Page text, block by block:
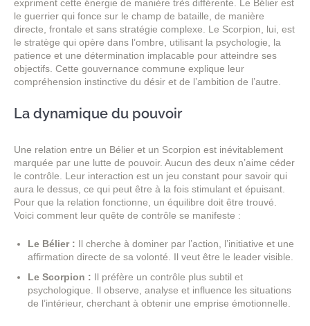
expriment cette énergie de manière très différente. Le Bélier est
le guerrier qui fonce sur le champ de bataille, de manière
directe, frontale et sans stratégie complexe. Le Scorpion, lui, est
le stratège qui opère dans l’ombre, utilisant la psychologie, la
patience et une détermination implacable pour atteindre ses
objectifs. Cette gouvernance commune explique leur
compréhension instinctive du désir et de l’ambition de l’autre.
La dynamique du pouvoir
Une relation entre un Bélier et un Scorpion est inévitablement
marquée par une lutte de pouvoir. Aucun des deux n’aime céder
le contrôle. Leur interaction est un jeu constant pour savoir qui
aura le dessus, ce qui peut être à la fois stimulant et épuisant.
Pour que la relation fonctionne, un équilibre doit être trouvé.
Voici comment leur quête de contrôle se manifeste :
Le Bélier : Il cherche à dominer par l’action, l’initiative et une
affirmation directe de sa volonté. Il veut être le leader visible.
Le Scorpion : Il préfère un contrôle plus subtil et
psychologique. Il observe, analyse et influence les situations
de l’intérieur, cherchant à obtenir une emprise émotionnelle.